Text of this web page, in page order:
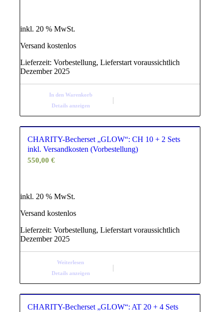
inkl. 20 % MwSt.
Versand kostenlos
Lieferzeit:Vorbestellung, Lieferstart voraussichtlich
Dezember 2025
In den Warenkorb
Details anzeigen
CHARITY-Becherset „GLOW“: CH 10 + 2 Sets
inkl. Versandkosten (Vorbestellung)
550,00€
inkl. 20 % MwSt.
Versand kostenlos
Lieferzeit:Vorbestellung, Lieferstart voraussichtlich
Dezember 2025
Weiterlesen
Details anzeigen
CHARITY-Becherset „GLOW“: AT 20 + 4 Sets